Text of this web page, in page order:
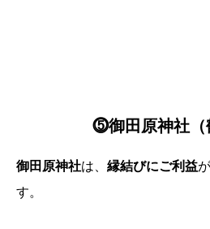
⓹御田原神社（
御田原神社は、 縁結びにご利益
す。